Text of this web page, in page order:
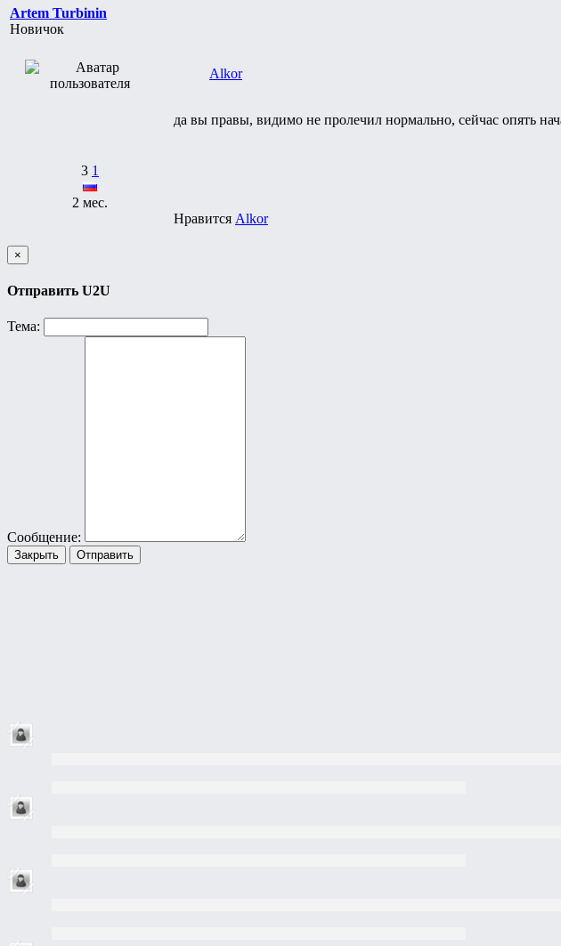
Artem Turbinin
Новичок
3 1
2 мес.
Alkor
да вы правы, видимо не пролечил нормально, сейчас опять
Нравится Alkor
×
Отправить U2U
Тема:
Сообщение:
Закрыть Отправить